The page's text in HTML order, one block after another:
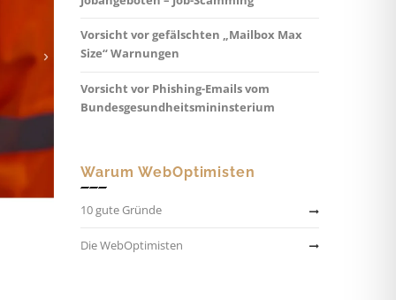
Vorsicht vor gefälschten „Mailbox Max
Size“ Warnungen
Vorsicht vor Phishing-Emails vom
Bundesgesundheitsmininsterium
Warum WebOptimisten
10 gute Gründe
Die WebOptimisten